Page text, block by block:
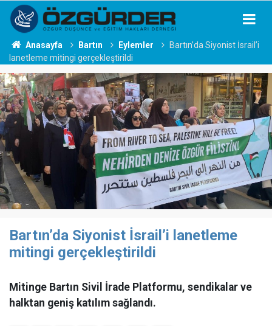
Anasayfa Bartın Eylemler
Bartın’da Siyonist İsrail’i
lanetleme mitingi gerçekleştirildi
Bartın’da Siyonist İsrail’i lanetleme
mitingi gerçekleştirildi
Mitinge Bartın Sivil İrade Platformu, sendikalar ve
halktan geniş katılım sağlandı.